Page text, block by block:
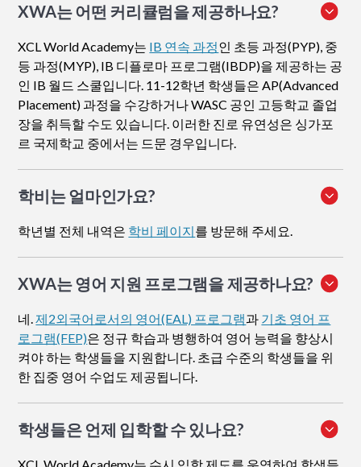
XWA는 어떤 커리큘럼을 제공하나요?
XCL World Academy는 IB 연속 과정인 초등 과정(PYP), 중
등 과정(MYP), IB 디플로마 프로그램(IBDP)을 제공하는 공
인 IB 월드 스쿨입니다. 11-12학년 학생들은 AP(Advanced
Placement) 과정을 수강하거나 WASC 공인 고등학교 졸업
장을 취득할 수도 있습니다. 이러한 진로 유연성은 싱가포
르 국제학교 중에서는 드문 경우입니다.
학비는 얼마인가요?
학년별 전체 내역은 학비 페이지를 방문해 주세요.
XWA는 영어 지원 프로그램을 제공하나요?
네.제2외국어로서의 영어(EAL) 프로그램과 기초 영어 프
로그램(FEP)은 정규 학습과 병행하여 영어 능력을 향상시
켜야 하는 학생들을 지원합니다. 초급 수준의 학생들을 위
한 집중 영어 수업도 제공됩니다.
학생들은 언제 입학할 수 있나요?